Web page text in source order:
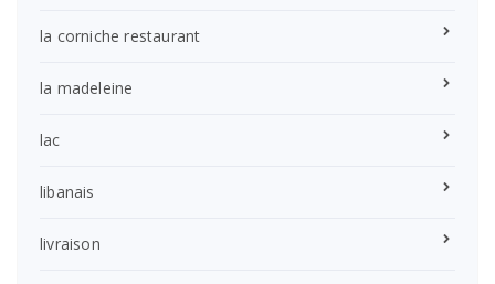
la corniche restaurant
la madeleine
lac
libanais
livraison